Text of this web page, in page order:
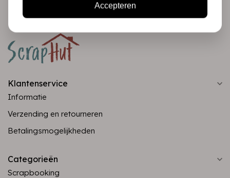
Klantenservice
Informatie
Verzending en retourneren
Betalingsmogelijkheden
Categorieën
Scrapbooking
Accepteren